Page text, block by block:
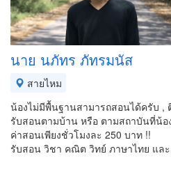
นาย นภัทร ภัทรมนัส
สายไหม
น้องไม่มีพื้นฐานสามารถสอนได้ครับ ,
รับสอนตามบ้าน หรือ ตามสถาบันที่น้อ
ค่าสอนเพียงชั่วโมงละ 250 บาท !!
รับสอน วิชา คณิต วิทย์ ภาษาไทย แล